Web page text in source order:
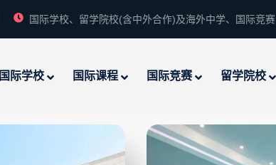
国际学校、留学院校(含中外合作)及海外中学、国际竞赛
国际学校 国际课程 国际竞赛 留学院校